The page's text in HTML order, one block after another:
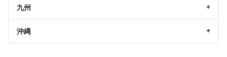
九州
沖縄